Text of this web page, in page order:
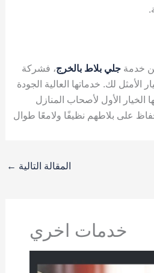
خدمة جلي بلاط بالخرج، فشركة
الأمثل لك. خدماتها العالية الجودة
الخيار الأول لأصحاب المنازل
على بلاطهم نظيفًا ولامعًا طوال
المقالة التالية ←
خدمات اخري